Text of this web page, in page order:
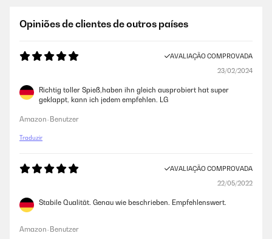
Opiniões de clientes de outros países
AVALIAÇÃO COMPROVADA
23/02/2024
Richtig toller Spieß,haben ihn gleich ausprobiert hat super
geklappt, kann ich jedem empfehlen. LG
Amazon-Benutzer
Traduzir
AVALIAÇÃO COMPROVADA
22/05/2022
Stabile Qualität. Genau wie beschrieben. Empfehlenswert.
Amazon-Benutzer